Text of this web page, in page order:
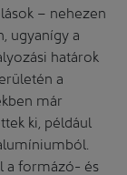
– nehezen
ugyanígy a
határok
a
már
ki, például
a formázó- és